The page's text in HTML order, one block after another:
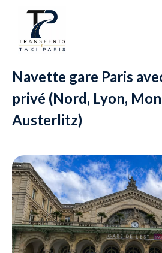
Navette gare Paris
privé (Nord, Lyon,
Austerlitz)